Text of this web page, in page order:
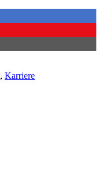
, Karriere